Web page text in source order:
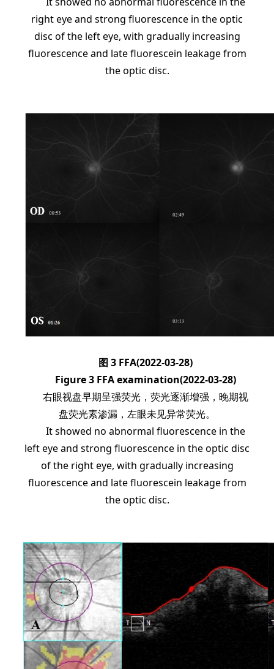
right eye and strong fluorescence in the optic
disc of the left eye, with gradually increasing
fluorescence and late fluorescein leakage from
the optic disc.
图 3 FFA(2022-03-28)
Figure 3 FFA examination(2022-03-28)
右眼视盘早期呈强荧光，荧光逐渐增强，晚期视
盘荧光素渗漏，左眼未见异常荧光。
It showed no abnormal fluorescence in the
left eye and strong fluorescence in the optic disc
of the right eye, with gradually increasing
fluorescence and late fluorescein leakage from
the optic disc.